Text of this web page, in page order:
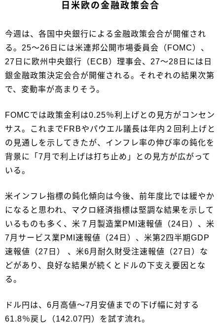
日米欧の金融政策会合
今週は、各国中央銀行による金融政策会合が開催され
る。25～26日には米連邦公開市場委員会（FOMC）、
27日に欧州中央銀行（ECB）理事会、27～28日には日
銀金融政策決定会合が開催される。それぞれの結果次第
で、変動率が高まりそう。
FOMCでは政策金利は0.25％利上げとの見方がコンセン
サス。これまでFRBやパウエル議長は年内２回利上げと
の見通しを示してきたが、インフレ率の伸び率の鈍化を
背景に「7月で利上げは打ち止め」との見方が広がって
いる。
米インフレ指標の鈍化傾向は今後、前年度比では緩やか
になると思われ、マクロ経済指標は堅調な結果を示して
いるものも多く、米７月製造業PMI速報値（24日）、米
7月サービス業PMI速報値（24日）、米第2四半期GDP
速報値（27日） 、米6月耐久財受注速報値（27日）な
どがあり、良好な結果が続くとドルの下支え要因とな
る。
ドル円は、6月高値～7月安値までの下げ幅に対する
61.8％戻し（142.07円）を試す流れ。